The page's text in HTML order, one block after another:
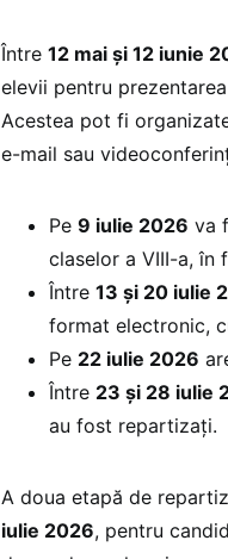
Între 12 mai și 12 iunie
elevii pentru
Acestea pot fi
e-mail sau
Pe 9 iulie 2026 va
claselor a VIII-a, în
Între 13 și 20 iulie
format electronic,
Pe 22 iulie 2026
Între 23 și 28 iulie
au fost repartizați.
A doua etapă de
iulie 2026, pentru